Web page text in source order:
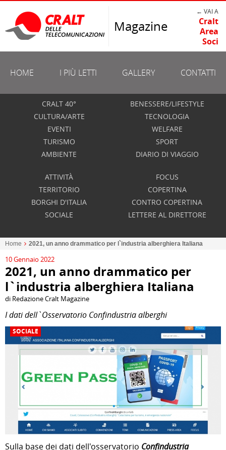
Magazine
← VAI A
Cralt
Area
Soci
HOME I PIÙ LETTI GALLERY CONTATTI
CRALT 40°
CULTURA/ARTE
EVENTI
TURISMO
AMBIENTE
BENESSERE/LIFESTYLE
TECNOLOGIA
WELFARE
SPORT
DIARIO DI VIAGGIO
ATTIVITÀ
TERRITORIO
BORGHI D'ITALIA
SOCIALE
FOCUS
COPERTINA
CONTRO COPERTINA
LETTERE AL DIRETTORE
Home 2021, un anno drammatico per l`industria alberghiera Italiana
10 Gennaio 2022
2021, un anno drammatico per
l`industria alberghiera Italiana
di Redazione Cralt Magazine
I dati dell`Osservatorio Confindustria alberghi
SOCIALE
Sulla base dei dati dell'osservatorio Confindustria